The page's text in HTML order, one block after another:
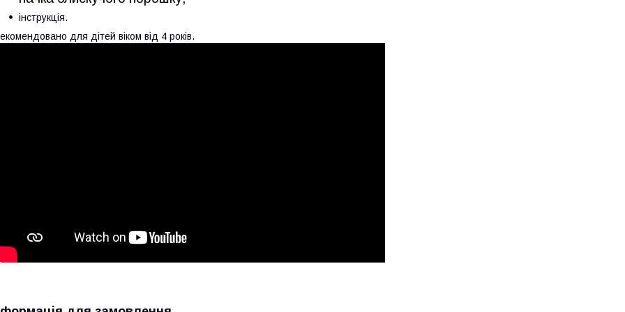
інструкція.
для дітей віком від 4 років.